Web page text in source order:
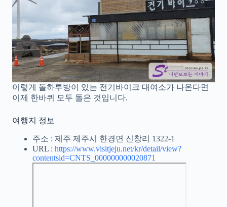
이렇게 돌하루방이 있는 전기바이크 대여소가 나온다면
이제 한바퀴 모두 돌은 것입니다.
여행지 정보
주소 : 제주 제주시 한경면 신창리 1322-1
URL : https://www.visitjeju.net/kr/detail/view?
contentsid=CNTS_000000000020871